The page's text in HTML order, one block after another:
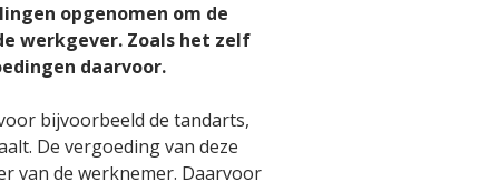
opgenomen om de
werkgever. Zoals het zelf
daarvoor.
bijvoorbeeld de tandarts,
De vergoeding van deze
van de werknemer. Daarvoor